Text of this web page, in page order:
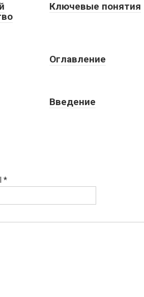
Ключевые понятия
Оглавление
Введение
*